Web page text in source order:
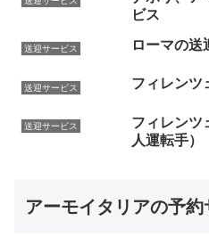
ビス
送迎サービス ローマの送
送迎サービス フィレンツ
送迎サービス
フィレンツ
人運転手）
アーモイタリアの予約